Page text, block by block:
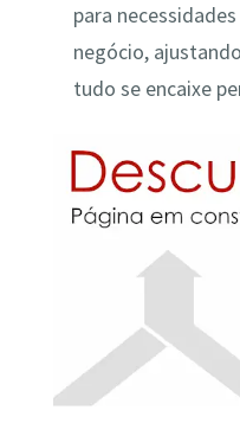
para
negócio,
tudo se encaixe